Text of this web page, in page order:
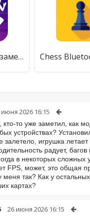
Видеоролик о замедленной съемке: перемотка видео
2026 16:15
кто-то уже заметил, как
устройствах?
залетело, игрушка летает
радует, багов
в некоторых сложных
FPS, может, это общая
меня так? Как у
картах?
26 июня 2026 16:15